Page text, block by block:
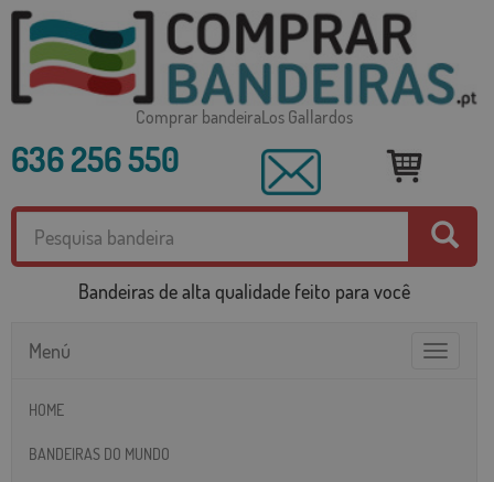
Comprar bandeiraLos Gallardos
636 256 550
Bandeiras de alta qualidade feito para você
Toggle
Menú
HOME
BANDEIRAS DO MUNDO